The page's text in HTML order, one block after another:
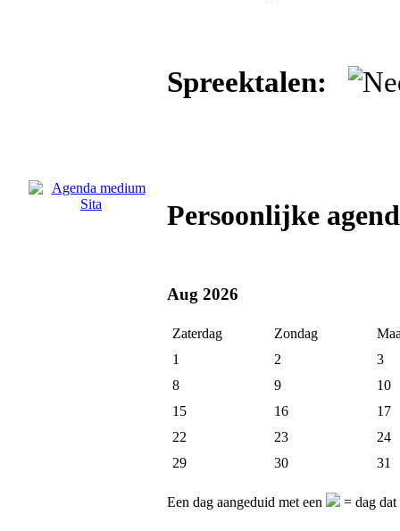
Spreektalen:
Persoonlijke
Aug 2026
Zaterdag Zondag
1
2
3
8
9
10
15
16
17
22
23
24
29
30 31
Een dag aangeduid met een = dag dat